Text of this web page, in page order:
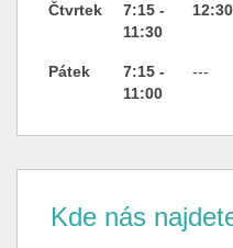
Čtvrtek
7:15 -
11:30
Pátek
7:15 -
11:00
---
Kde nás